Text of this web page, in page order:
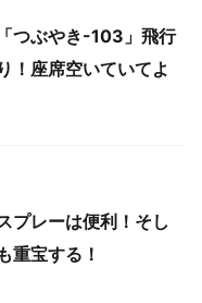
つぶやき-103」飛行
！座席空いていてよ
プレーは便利！そし
重宝する！